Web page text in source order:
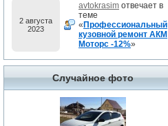
2 августа
2023
avtokrasim отвечает в
теме
« Профессиональный
кузовной ремонт АКМ
Моторс -12%»
Случайное фото